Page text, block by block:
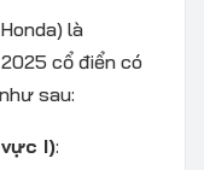
là
cổ điển có
sau:
I):